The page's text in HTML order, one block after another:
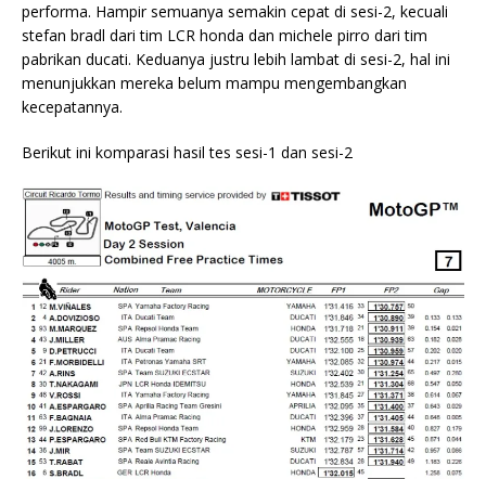
performa. Hampir semuanya semakin cepat di sesi-2, kecuali
stefan bradl dari tim LCR honda dan michele pirro dari tim
pabrikan ducati. Keduanya justru lebih lambat di sesi-2, hal ini
menunjukkan mereka belum mampu mengembangkan
kecepatannya.
Berikut ini komparasi hasil tes sesi-1 dan sesi-2